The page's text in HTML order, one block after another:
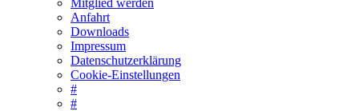
Mitglied werden
Anfahrt
Downloads
Impressum
Datenschutzerklärung
Cookie-Einstellungen
#
#